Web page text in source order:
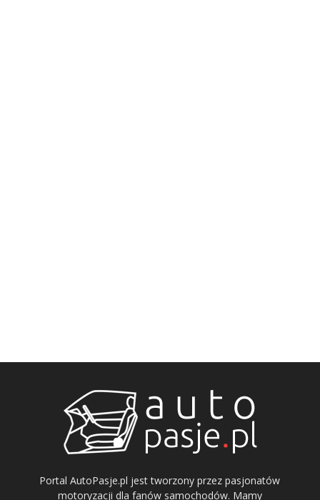
Portal AutoPasje.pl jest tworzony przez pasjonatów
motoryzacji dla fanów samochodów. Mamy